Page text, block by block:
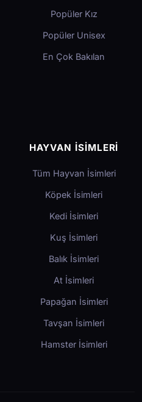
Popüler Kız
Popüler Unisex
En Çok Bakılan
HAYVAN İSIMLERI
Tüm Hayvan İsimleri
Köpek İsimleri
Kedi İsimleri
Kuş İsimleri
Balık İsimleri
At İsimleri
Papağan İsimleri
Tavşan İsimleri
Hamster İsimleri